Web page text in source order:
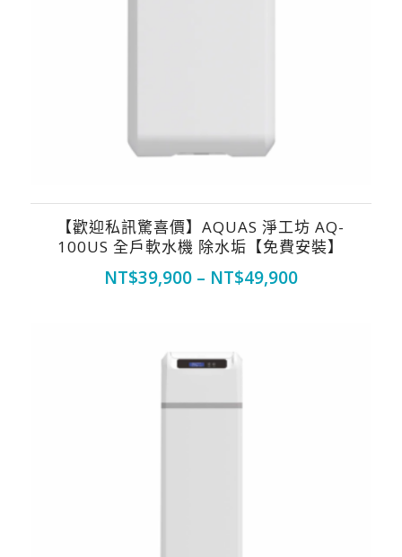
【歡迎私訊驚喜價】AQUAS 淨工坊 AQ-
100US 全戶軟水機 除水垢【免費安裝】
NT$39,900– NT$49,900